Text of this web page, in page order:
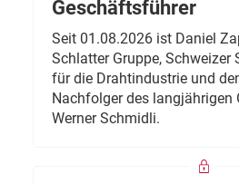
Geschäftsführer
Seit 01.08.2026 ist Daniel
Schlatter Gruppe, Schweizer
für die Drahtindustrie und
Nachfolger des langjährigen
Werner Schmidli.